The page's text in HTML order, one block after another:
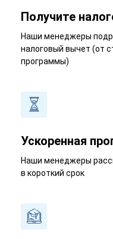
Получите
Наши менеджеры
налоговый вычет (от
программы)
Ускоренная
Наши менеджеры
в короткий срок